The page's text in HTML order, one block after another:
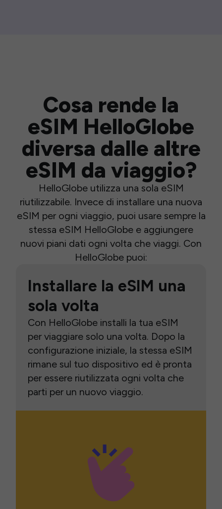
Cosa rende la
eSIM HelloGlobe
diversa dalle altre
eSIM da viaggio?
HelloGlobe utilizza una sola eSIM
riutilizzabile. Invece di installare una nuova
eSIM per ogni viaggio, puoi usare sempre la
stessa eSIM HelloGlobe e aggiungere
nuovi piani dati ogni volta che viaggi. Con
HelloGlobe puoi:
Installare la eSIM una
sola volta
Con HelloGlobe installi la tua eSIM
per viaggiare solo una volta. Dopo la
configurazione iniziale, la stessa eSIM
rimane sul tuo dispositivo ed è pronta
per essere riutilizzata ogni volta che
parti per un nuovo viaggio.